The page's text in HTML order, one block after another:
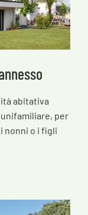
abitativa
unifamiliare, per
nonni o i figli